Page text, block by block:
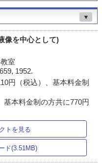
▼
像を中心として)
室
1952.
円（税込）、基本料金制
基本料金制の方共に770円
トを見る
ド(3.51MB)